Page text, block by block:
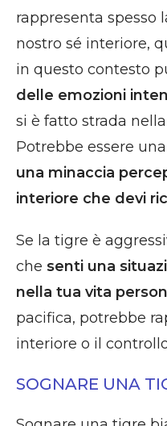
rappresenta spesso
nostro sé interiore,
in questo contesto
delle emozioni
si è fatto strada
Potrebbe essere una
una minaccia
interiore che devi
Se la tigre è
che senti una
nella tua vita
pacifica, potrebbe
interiore o il
SOGNARE UNA